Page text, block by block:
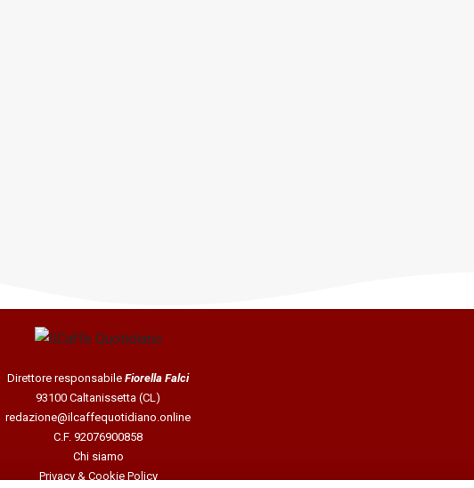
Direttore responsabile Fiorella Falci
93100 Caltanissetta (CL)
redazione@ilcaffequotidiano.online
C.F. 92076900858
Chi siamo
Privacy & Cookie Policy